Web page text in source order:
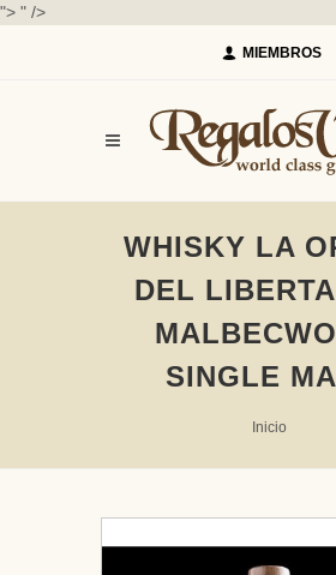
"> " />
MIEMBROS
WHISKY LA
DEL
SINGLE
Inicio